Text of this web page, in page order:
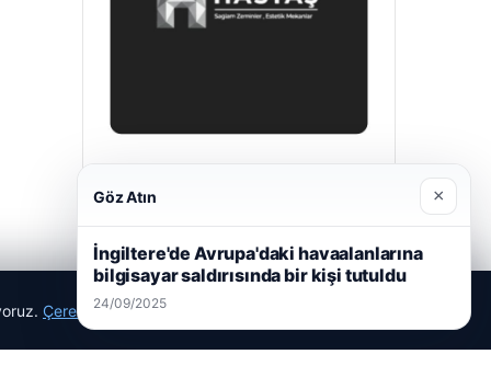
26/05/2026
Çerez Politikamız
Göz Atın ×
İngiltere'de Avrupa'daki havaalanlarına
bilgisayar saldırısında bir kişi tutuldu
24/09/2025